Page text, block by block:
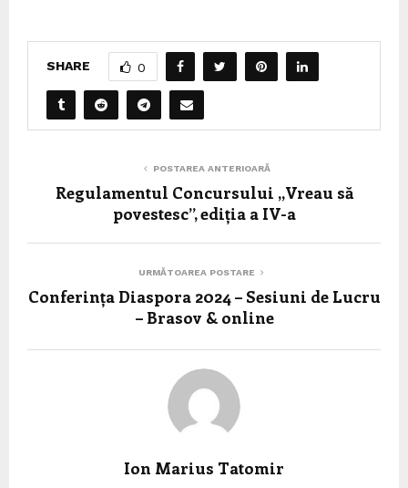
SHARE 0
POSTAREA ANTERIOARĂ
Regulamentul Concursului ,,Vreau să
povestesc’’, ediția a IV-a
URMĂTOAREA POSTARE
Conferința Diaspora 2024 – Sesiuni de Lucru
– Brasov & online
Ion Marius Tatomir